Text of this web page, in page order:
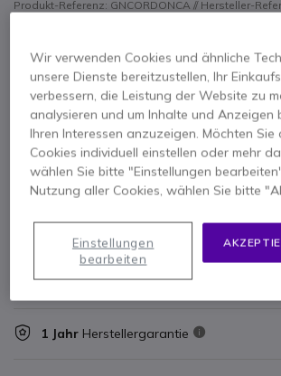
Produkt-Referenz: GNCORDONCA // Hersteller-
Stromversorgung für
Konferenzräume.
32,95 € 39,21 € Inkl. MwSt.
Anzahl
IN DEN
ANGEBOT IN 4
Nicht lieferbar
2 Produkte im Plattformbestand
Lieferung:5-7 Tage
1 Jahr Herstellergarantie
Wir verwenden Cookies und ähnliche
unsere Dienste bereitzustellen, Ihr
verbessern, die Leistung der Website zu
analysieren und um Inhalte und Anzeigen
Ihren Interessen anzuzeigen. Möchten
Cookies individuell einstellen oder mehr
wählen Sie bitte "Einstellungen
Nutzung aller Cookies, wählen Sie bitte
Einstellungen
bearbeiten